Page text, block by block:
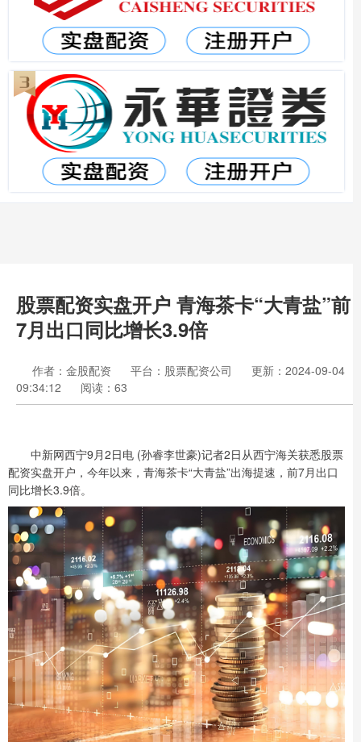
股票配资实盘开户 青海茶卡“大青盐”前
7月出口同比增长3.9倍
作者：金股配资 平台：股票配资公司
更新：2024-09-04
09:34:12
阅读：63
中新网西宁9月2日电 (孙睿李世豪)记者2日从西宁海关获悉股票
配资实盘开户，今年以来，青海茶卡“大青盐”出海提速，前7月出口
同比增长3.9倍。